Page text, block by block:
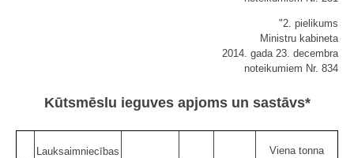
"2. pielikums
Ministru kabineta
2014. gada 23. decembra
noteikumiem Nr. 834
Kūtsmēslu ieguves apjoms un sastāvs*
Lauksaimniecības
Viena tonna